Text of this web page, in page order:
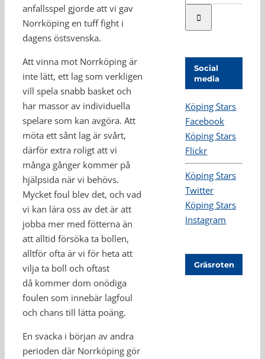
anfallsspel gjorde att vi gav
Norrköping en tuff fight i
dagens östsvenska.
Att vinna mot Norrköping är
inte lätt, ett lag som verkligen
vill spela snabb basket och
har massor av individuella
spelare som kan avgöra. Att
möta ett sånt lag är svårt,
därför extra roligt att vi
många gånger kommer på
hjälpsida när vi behövs.
Mycket foul blev det, och vad
vi kan lära oss av det är att
jobba mer med fötterna än
att alltid försöka ta bollen,
alltför ofta är vi för heta att
vilja ta boll och oftast
då kommer dom onödiga
foulen som innebär lagfoul
och chans till lätta poäng.
En svacka i början av andra
perioden där Norrköping gör
Social
media
Köping Stars
Facebook
Köping Stars
Flickr
Köping Stars
Twitter
Köping Stars
Instagram
Gräsroten